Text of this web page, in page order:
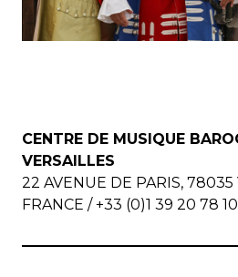
22 AVENUE DE PARIS, 78035
FRANCE / +33 (0)1 39 20 78 10